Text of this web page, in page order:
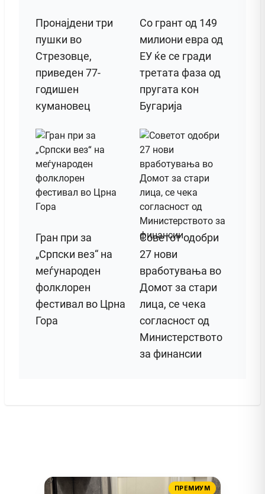
Пронајдени три
пушки во
Стрезовце,
приведен 77-
годишен
кумановец
Со грант од 149
милиони евра од
ЕУ ќе се гради
третата фаза од
пругата кон
Бугарија
Гран при за
„Српски вез“ на
меѓународен
фолклорен
фестивал во Црна
Гора
Советот одобри
27 нови
вработувања во
Домот за стари
лица, се чека
согласност од
Министерството
за финансии
ПРЕМИУМ